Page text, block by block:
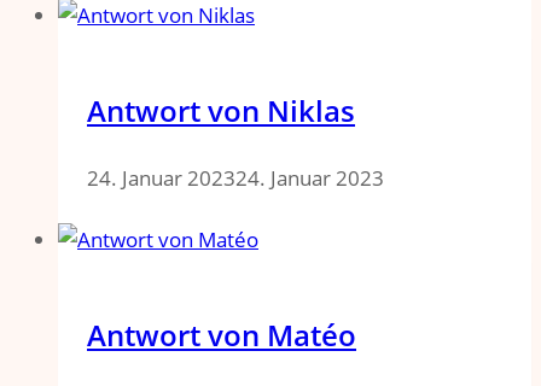
Antwort von Niklas
24. Januar 202324. Januar 2023
Antwort von Matéo